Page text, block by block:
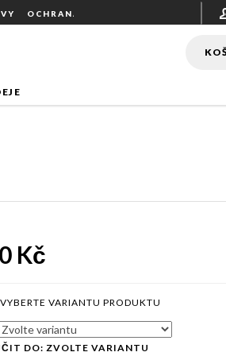
OCHRANA OSOBNÍCH ÚDAJŮ
Kč
DO: ZVOLTE VARIANTU